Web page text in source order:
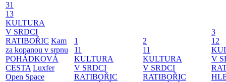
31
13
KULTURA
V SRDCI
RATIBOŘIC Kam
za kopanou v srpnu
POHÁDKOVÁ
CESTA Luxfer
Open Space
1
11
KULTURA
V SRDCI
RATIBOŘIC
2
11
KULTURA
V SRDCI
RATIBOŘIC
3
12
V